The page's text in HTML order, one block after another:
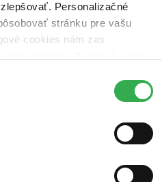
Personalizačné
stránku pre vašu
cookies nám zas
tieto cookies. Ďakujeme!